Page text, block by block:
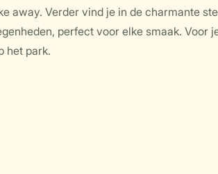
away. Verder vind je in de charmante
perfect voor elke smaak. Voor
het park.